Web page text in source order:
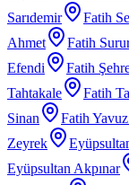
Sarıdemir
Fatih
Ahmet
Fatih
Efendi
Fatih
Tahtakale
Fatih
Sinan
Fatih
Zeyrek
Eyüpsultan Akpınar